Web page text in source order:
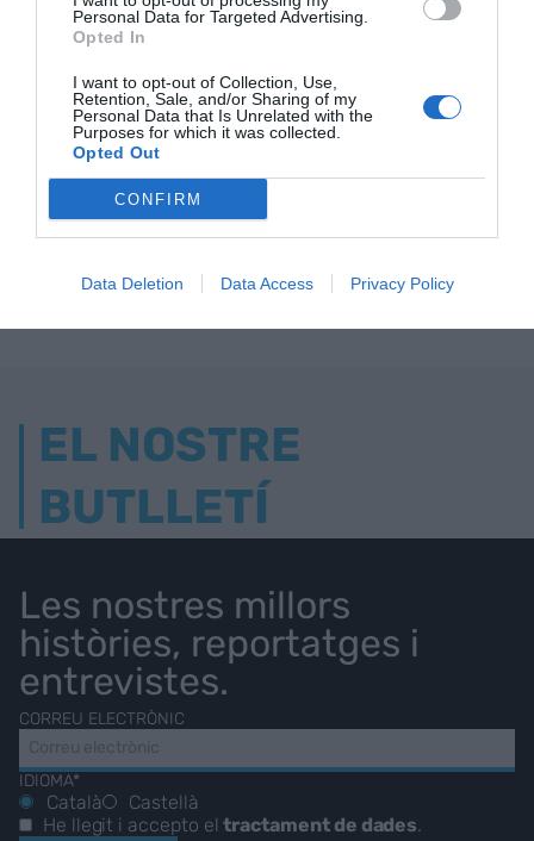
Personal Data for Targeted Advertising.
Opted In
I want to opt-out of Collection, Use,
Retention, Sale, and/or Sharing of my
Personal Data that Is Unrelated with the
Purposes for which it was collected.
Opted Out
CONFIRM
Data Deletion Data Access Privacy Policy
ELS MÉS LLEGITS
AVUI DESTAQUEM
EL NOSTRE
BUTLLETÍ
Les nostres millors
històries, reportatges i
entrevistes.
CORREU ELECTRÒNIC
IDIOMA*
Català
Castellà
He llegit i accepto eltractament de dades.